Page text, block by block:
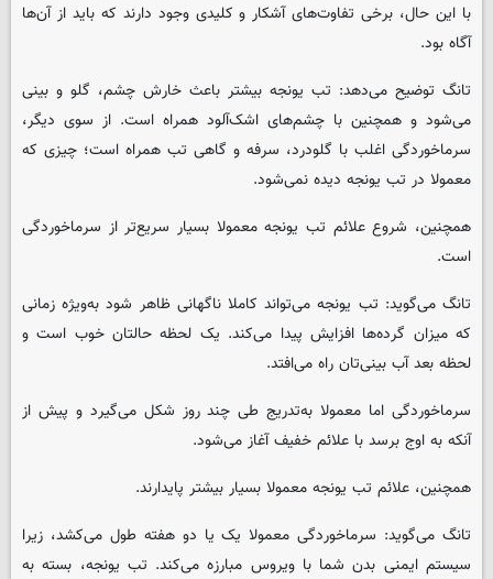
با این حال، برخی تفاوت‌های آشکار و کلیدی وجود دارند که باید از آن‌ها
آگاه بود.
تانگ توضیح می‌دهد: تب یونجه بیشتر باعث خارش چشم، گلو و بینی
می‌شود و همچنین با چشم‌های اشک‌آلود همراه است. از سوی دیگر،
سرماخوردگی اغلب با گلودرد، سرفه و گاهی تب همراه است؛ چیزی که
معمولا در تب یونجه دیده نمی‌شود.
همچنین، شروع علائم تب یونجه معمولا بسیار سریع‌تر از سرماخوردگی
است.
تانگ می‌گوید: تب یونجه می‌تواند کاملا ناگهانی ظاهر شود به‌ویژه زمانی
که میزان گرده‌ها افزایش پیدا می‌کند. یک لحظه حالتان خوب است و
لحظه بعد آب بینی‌تان راه می‌افتد.
سرماخوردگی اما معمولا به‌تدریج طی چند روز شکل می‌گیرد و پیش از
آنکه به اوج برسد با علائم خفیف آغاز می‌شود.
همچنین، علائم تب یونجه معمولا بسیار بیشتر پایدارند.
تانگ می‌گوید: سرماخوردگی معمولا یک یا دو هفته طول می‌کشد، زیرا
سیستم ایمنی بدن شما با ویروس مبارزه می‌کند. تب یونجه، بسته به